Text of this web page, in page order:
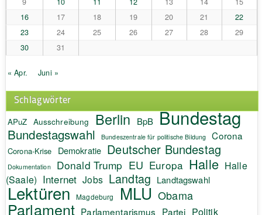
16
17 18 19 20 21
22
23
24 25 26 27 28
29
30
31
« Apr. Juni »
Schlagwörter
APuZ Ausschreibung Berlin BpB Bundestag
Bundestagswahl Bundeszentrale für politische Bildung Corona
Corona-Krise Demokratie Deutscher Bundestag
Dokumentation Donald Trump EU Europa Halle Halle
(Saale) Internet Jobs Landtag Landtagswahl
Lektüren Magdeburg MLU Obama
Parlament Parlamentarismus Partei Politik